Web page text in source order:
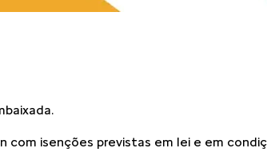
com isenções previstas em lei e em